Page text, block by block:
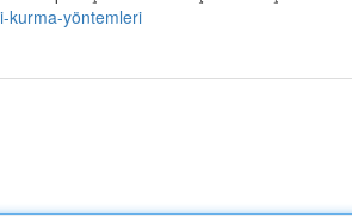
kurma-yöntemleri